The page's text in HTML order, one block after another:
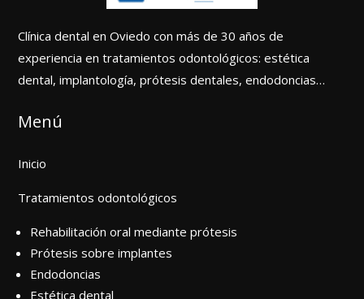
Clínica dental en Oviedo con más de 30 años de
experiencia en tratamientos odontológicos: estética
dental, implantología, prótesis dentales, endodoncias…
Menú
Inicio
Tratamientos odontológicos
Rehabilitación oral mediante prótesis
Prótesis sobre implantes
Endodoncias
Estética dental